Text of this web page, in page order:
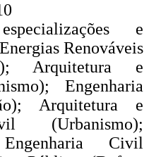
e
Renováveis
Arquitetura e
Engenharia
Arquitetura e
(Urbanismo);
Civil